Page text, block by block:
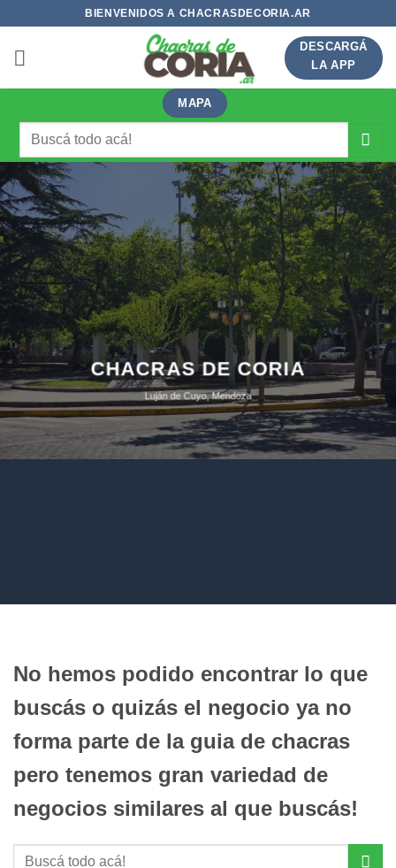
contenido
BIENVENIDOS A CHACRASDECORIA.AR
DESCARGÁ
LA APP
MAPA
Buscar
CHACRAS DE CORIA
Luján de Cuyo, Mendoza
No hemos podido encontrar lo que
buscás o quizás el negocio ya no
forma parte de la guia de chacras
pero tenemos gran variedad de
negocios similares al que buscás!
Buscar